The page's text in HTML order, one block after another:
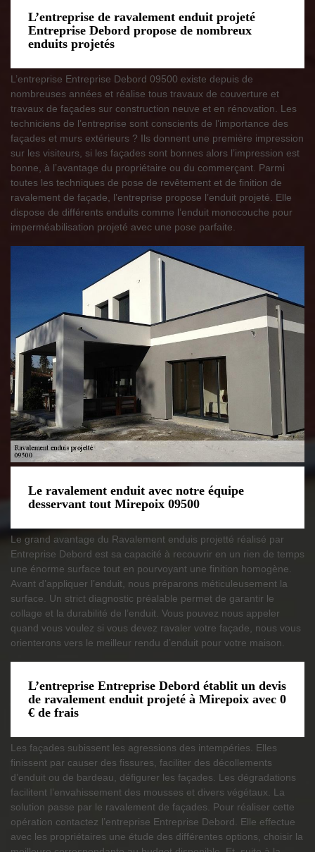
L’entreprise de ravalement enduit projeté
Entreprise Debord propose de nombreux
enduits projetés
L’entreprise Entreprise Debord 09500 existe depuis de
nombreuses années et réalise tous travaux de couverture et
travaux de façades sur construction neuve et en rénovation. Les
techniciens de l’entreprise sont conscients de l’importance des
façades et murs extérieurs ? Ils donnent une première impression
sur les visiteurs, si les façades sont bonnes alors l’impression est
bonne, à l’avantage du propriétaire ou du commerçant. Parmi
toutes les techniques de pose de revêtement et de finition de
ravalement de façade, l’entreprise propose l’enduit projeté. Elle
dispose de différents enduits comme l’enduit monocouche pour
imperméabilisation projeté avec une pose parfaite.
Le ravalement enduit avec notre équipe
desservant tout Mirepoix 09500
Le grand avantage du Ravalement enduis projetté réalisé par
Entreprise Debord est sa capacité à recouvrir en un rien de temps
une énorme surface tout en pourvoyant une finition homogène.
Avant d’appliquer l’enduit, nous préparons méticuleusement la
surface. Un strict diagnostic préalable permet de garantir le
collage et la durabilité de l’enduit. Vous pouvez nous appeler
quand vous voulez si vous devez ravaler votre façade, nous vous
orienterons vers le meilleur rendu d’enduit pour votre maison.
L’entreprise Entreprise Debord établit un devis
de ravalement enduit projeté à Mirepoix avec 0
€ de frais
Les façades subissent les agressions des intempéries. Elles
finissent par causer des fissures, faciliter des décollements
d’enduit ou de bardeau, défigurer les façades. Les dégradations
facilitent l’envahissement des mousses et divers végétaux. La
solution passe par le ravalement de façades. Pour réaliser cette
opération contactez l’entreprise Entreprise Debord. Elle effectue
avec les propriétaires une étude des différentes options, choisir la